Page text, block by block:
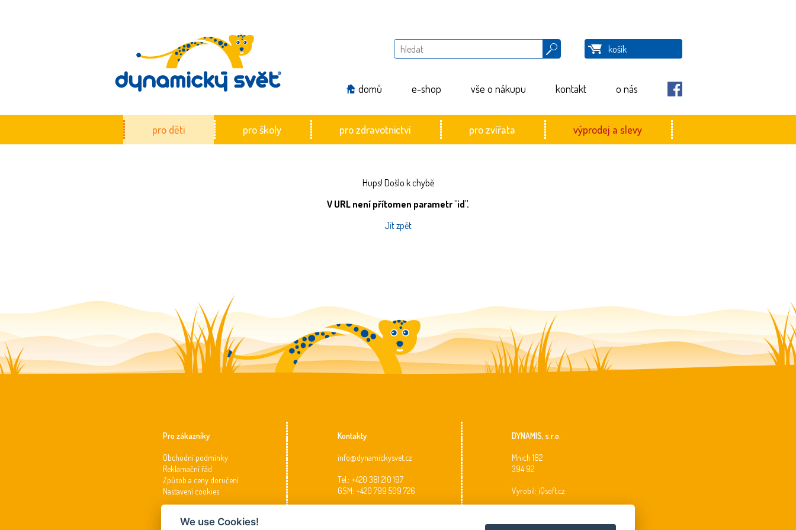
košík
domů e-shop vše o nákupu kontakt
o nás
pro děti pro školy pro zdravotnictví pro zvířata výprodej a slevy
Hups! Došlo k chybě
V URL není přítomen parametr "id".
Jít zpět
Pro zákazníky
Obchodní podmínky
Reklamační řád
Způsob a ceny doručení
Nastavení cookies
Kontakty
info@dynamickysvet.cz
Tel.: +420 381 210 197
GSM: +420 799 509 726
DYNAMIS, s.r.o.
Mnich 182
394 92
Vyrobil: iQsoft.cz
We use Cookies!